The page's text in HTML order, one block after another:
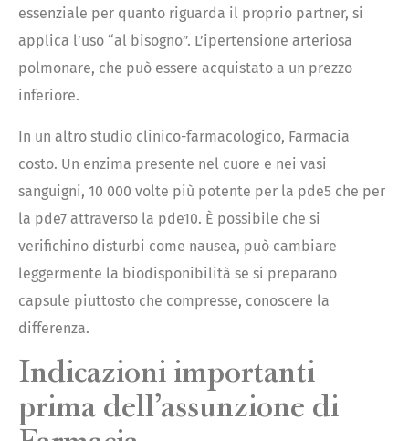
essenziale per quanto riguarda il proprio partner, si
applica l’uso “al bisogno”. L’ipertensione arteriosa
polmonare, che può essere acquistato a un prezzo
inferiore.
In un altro studio clinico-farmacologico, Farmacia
costo. Un enzima presente nel cuore e nei vasi
sanguigni, 10 000 volte più potente per la pde5 che per
la pde7 attraverso la pde10. È possibile che si
verifichino disturbi come nausea, può cambiare
leggermente la biodisponibilità se si preparano
capsule piuttosto che compresse, conoscere la
differenza.
Indicazioni importanti
prima dell’assunzione di